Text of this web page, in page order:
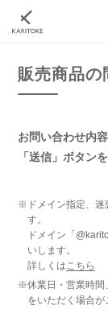
カリトケ
販売商品の
お問い合わせ内
「送信」ボタン
※ドメイン指定、迷
す。
ドメイン「
いします。
詳しくはこちら
※休業日・営業時間
をいただく場合が